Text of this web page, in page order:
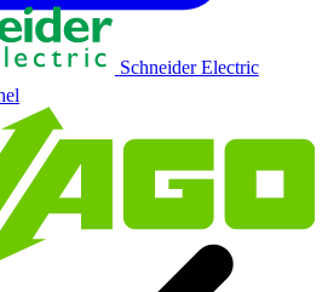
Schneider Electric